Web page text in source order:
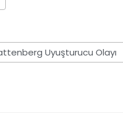
Uyuşturucu Olayı